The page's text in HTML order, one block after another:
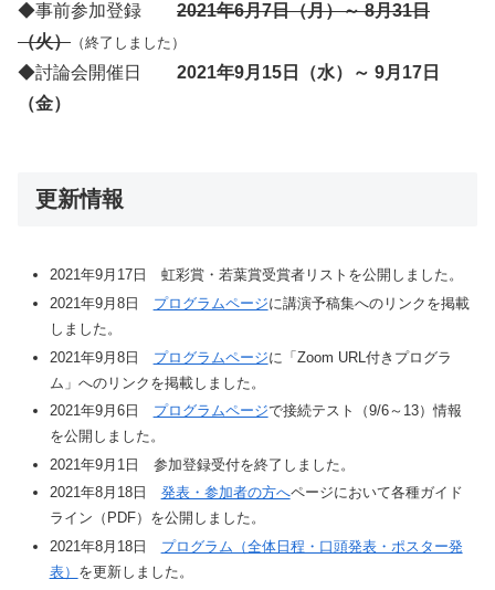
◆事前参加登録 2021年6月7日（月）～ 8月31日
（火） （終了しました）
◆討論会開催日 2021年9月15日（水）～ 9月17日
（金）
更新情報
2021年9月17日 虹彩賞・若葉賞受賞者リストを公開しました。
2021年9月8日 プログラムページに講演予稿集へのリンクを掲載
しました。
2021年9月8日 プログラムページに「Zoom URL付きプログラ
ム」へのリンクを掲載しました。
2021年9月6日 プログラムページで接続テスト（9/6～13）情報
を公開しました。
2021年9月1日 参加登録受付を終了しました。
2021年8月18日 発表・参加者の方へページにおいて各種ガイド
ライン（PDF）を公開しました。
2021年8月18日 プログラム（全体日程・口頭発表・ポスター発
表） を更新しました。